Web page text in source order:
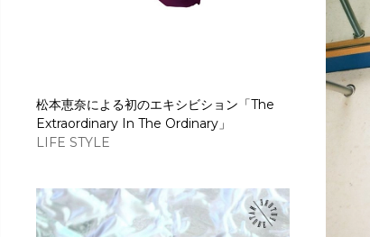
松本恵奈による初のエキシビション「The
Extraordinary In The Ordinary」
LIFE STYLE